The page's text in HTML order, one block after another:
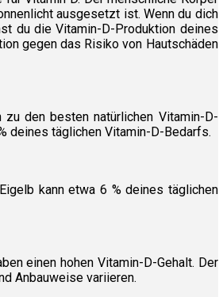
ausgesetzt ist. Wenn du dich
du die Vitamin-D-Produktion deines
gegen das Risiko von Hautschäden
den besten natürlichen Vitamin-D-
deines täglichen Vitamin-D-Bedarfs.
kann etwa 6 % deines täglichen
einen hohen Vitamin-D-Gehalt. Der
Anbauweise variieren.